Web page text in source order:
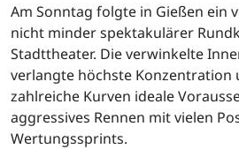
Am Sonntag folgte in Gießen ein
nicht minder spektakulärer
Stadttheater. Die verwinkelte
verlangte höchste Konzentration
zahlreiche Kurven ideale
aggressives Rennen mit vielen
Wertungssprints.